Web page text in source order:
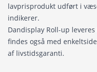
lavprisprodukt udført i
indikerer.
Dandisplay Roll-up
findes også med
af livstidsgaranti.